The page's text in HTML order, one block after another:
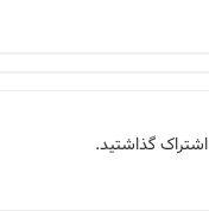
گذاشتید.